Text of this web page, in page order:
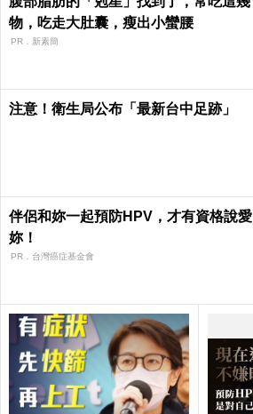
物，吃走大肚囊，瘦出小蠻腰
PR．新素簡
注意！衛生局公布「最新台中足跡」
伴侶和妳一起預防HPV，才有資格說愛
妳！
PR．台灣癌症基金會